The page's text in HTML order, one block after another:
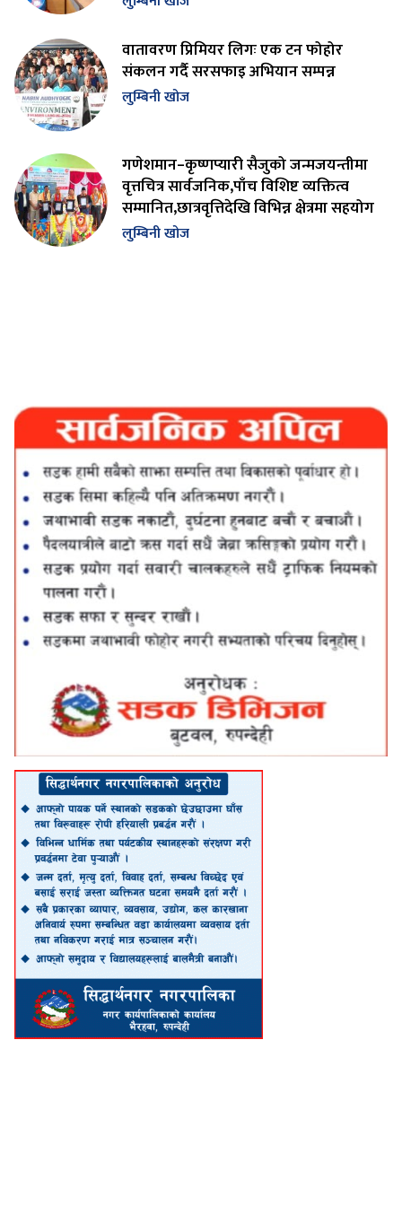
वातावरण प्रिमियर लिगः एक टन फोहोर
संकलन गर्दै सरसफाइ अभियान सम्पन्न
लुम्बिनी खोज
गणेशमान–कृष्णप्यारी सैजुको जन्मजयन्तीमा
वृत्तचित्र सार्वजनिक,पाँच विशिष्ट व्यक्तित्व
सम्मानित,छात्रवृत्तिदेखि विभिन्न क्षेत्रमा सहयोग
लुम्बिनी खोज